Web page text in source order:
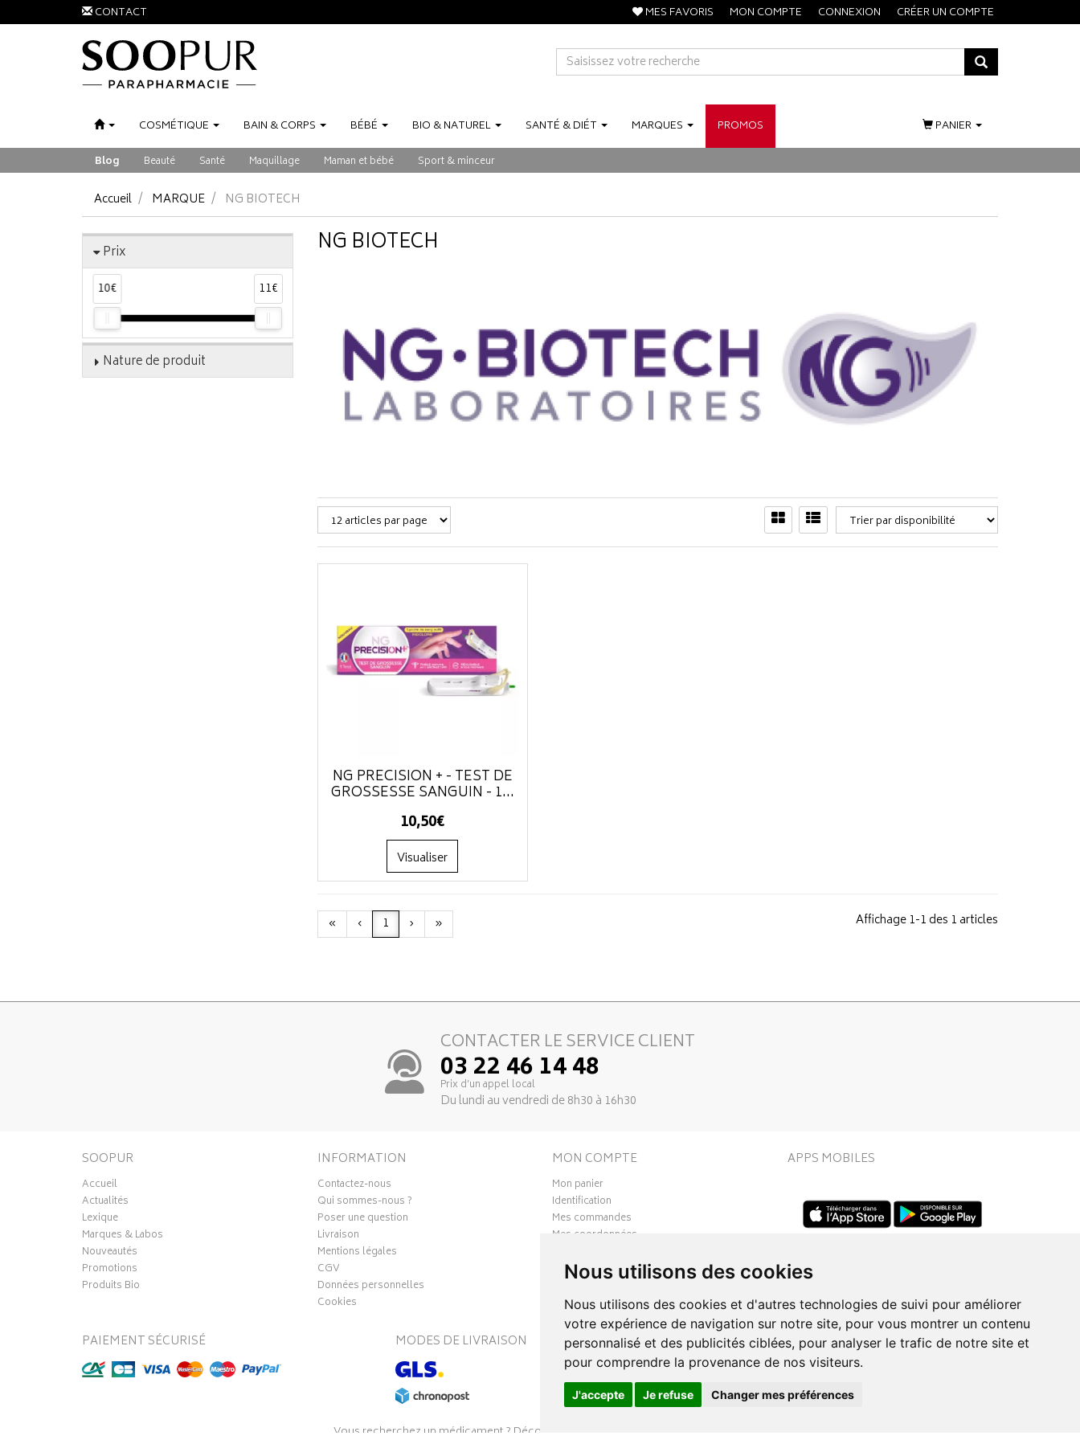
Nous utilisons des cookies
Nous utilisons des cookies et d'autres technologies de suivi pour améliorer
votre expérience de navigation sur notre site, pour vous montrer un contenu
personnalisé et des publicités ciblées, pour analyser le trafic de notre site et
pour comprendre la provenance de nos visiteurs.
J'accepte Je refuse Changer mes préférences
CONTACT MES FAVORIS MON COMPTE CONNEXION CRÉER UN COMPTE
COSMÉTIQUE BAIN &CORPS BÉBÉ BIO &NATUREL SANTÉ &DIÉT MARQUES PROMOS
Blog Beauté Santé Maquillage Maman et bébé Sport & minceur
PANIER
Accueil MARQUE NG BIOTECH
Prix
10€ 11€
Nature de produit
NG BIOTECH
NG PRÉCISION + - TEST DE
GROSSESSE SANGUIN - 1...
10,50€
Visualiser
« ‹ 1 › » Affichage 1-1 des 1 articles
CONTACTER LE SERVICE CLIENT
03 22 46 14 48
Prix d’un appel local
Du lundi au vendredi de 8h30 à 16h30
SOOPUR
Accueil
Actualités
Lexique
Marques & Labos
Nouveautés
Promotions
Produits Bio
INFORMATION
Contactez-nous
Qui sommes-nous ?
Poser une question
Livraison
Mentions légales
CGV
Données personnelles
Cookies
MON COMPTE
Mon panier
Identification
Mes commandes
Mes coordonnées
Mes favoris
APPS MOBILES
PAIEMENT SÉCURISÉ MODES DE LIVRAISON SUIVEZ-NOUS SUR
Vous recherchez un médicament ? Découvrez la pharmacie en ligne Pharmaleo.fr